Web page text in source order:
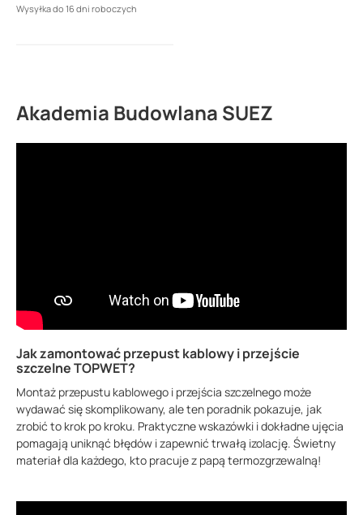
Wysyłka do 16 dni roboczych
Akademia Budowlana SUEZ
Jak zamontować przepust kablowy i przejście
szczelne TOPWET?
Montaż przepustu kablowego i przejścia szczelnego może
wydawać się skomplikowany, ale ten poradnik pokazuje, jak
zrobić to krok po kroku. Praktyczne wskazówki i dokładne ujęcia
pomagają uniknąć błędów i zapewnić trwałą izolację. Świetny
materiał dla każdego, kto pracuje z papą termozgrzewalną!